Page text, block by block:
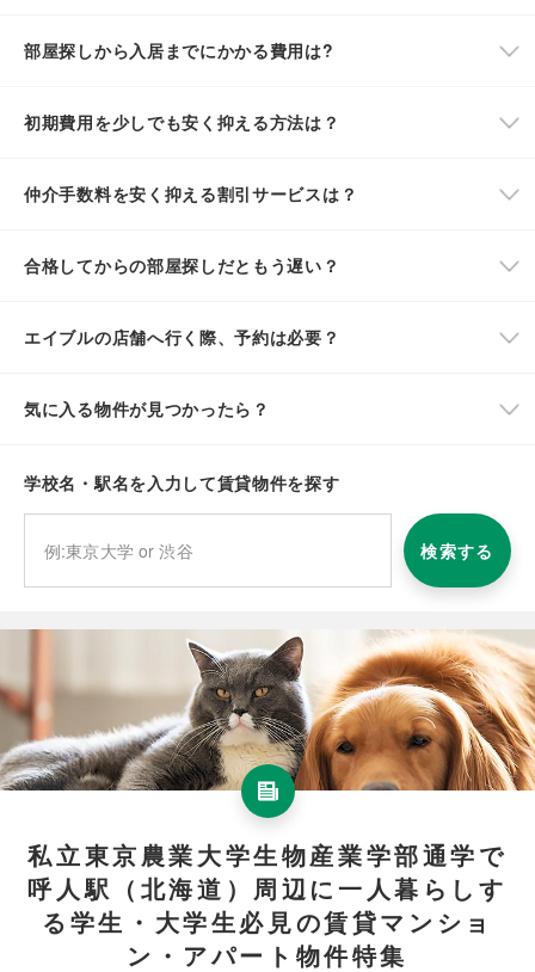
部屋探しから入居までにかかる費用は?
初期費用を少しでも安く抑える方法は？
仲介手数料を安く抑える割引サービスは？
合格してからの部屋探しだともう遅い？
エイブルの店舗へ行く際、予約は必要？
気に入る物件が見つかったら？
学校名・駅名を入力して賃貸物件を探す
検索する
私立東京農業大学生物産業学部通学で
呼人駅（北海道）周辺に一人暮らしす
る学生・大学生必見の賃貸マンショ
ン・アパート物件特集